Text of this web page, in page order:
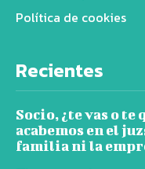
Política de cookies
Recientes
Socio, ¿te vas o te
acabemos en el
familia ni la